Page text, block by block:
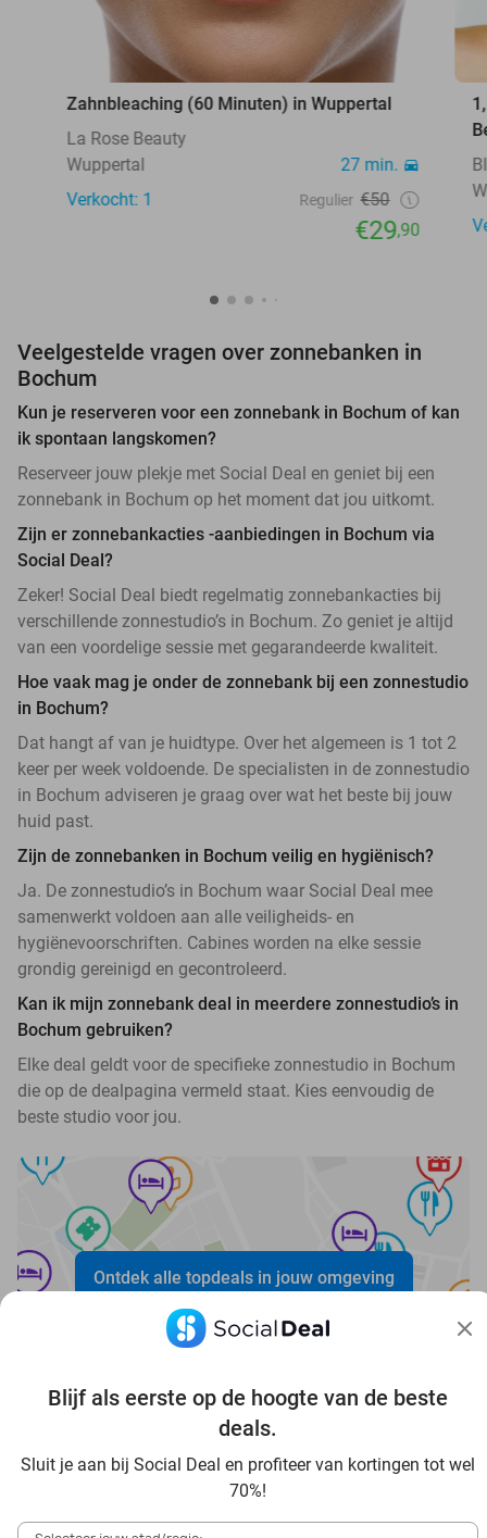
Blijf als eerste op de hoogte van de beste
deals.
Sluit je aan bij Social Deal en profiteer van kortingen tot wel
70%!
Zahnbleaching (60 Minuten) in Wuppertal
La Rose Beauty
Wuppertal
27 min.
Verkocht: 1
Regulier €50
€29,90
Veelgestelde vragen over zonnebanken in
Bochum
Kun je reserveren voor een zonnebank in Bochum of kan
ik spontaan langskomen?
Reserveer jouw plekje met Social Deal en geniet bij een
zonnebank in Bochum op het moment dat jou uitkomt.
Zijn er zonnebankacties -aanbiedingen in Bochum via
Social Deal?
Zeker! Social Deal biedt regelmatig zonnebankacties bij
verschillende zonnestudio’s in Bochum. Zo geniet je altijd
van een voordelige sessie met gegarandeerde kwaliteit.
Hoe vaak mag je onder de zonnebank bij een zonnestudio
in Bochum?
Dat hangt af van je huidtype. Over het algemeen is 1 tot 2
keer per week voldoende. De specialisten in de zonnestudio
in Bochum adviseren je graag over wat het beste bij jouw
huid past.
Zijn de zonnebanken in Bochum veilig en hygiënisch?
Ja. De zonnestudio’s in Bochum waar Social Deal mee
samenwerkt voldoen aan alle veiligheids- en
hygiënevoorschriften. Cabines worden na elke sessie
grondig gereinigd en gecontroleerd.
Kan ik mijn zonnebank deal in meerdere zonnestudio’s in
Bochum gebruiken?
Elke deal geldt voor de specifieke zonnestudio in Bochum
die op de dealpagina vermeld staat. Kies eenvoudig de
beste studio voor jou.
Ontdek alle topdeals in jouw omgeving
Voordelig genieten in Bochum: haal deal-inspiratie uit
In die Sauna in Bochum und Umgebung